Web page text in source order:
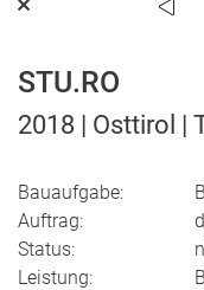
STU.RO
2018 | Osttirol |
Bauaufgabe:
Auftrag:
Status:
Leistung: